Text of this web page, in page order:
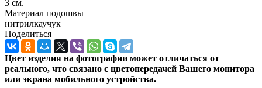
3 см.
Материал подошвы
нитрилкаучук
Поделиться
Цвет изделия на фотографии может отличаться от
реального, что связано с цветопередачей Вашего монитора
или экрана мобильного устройства.